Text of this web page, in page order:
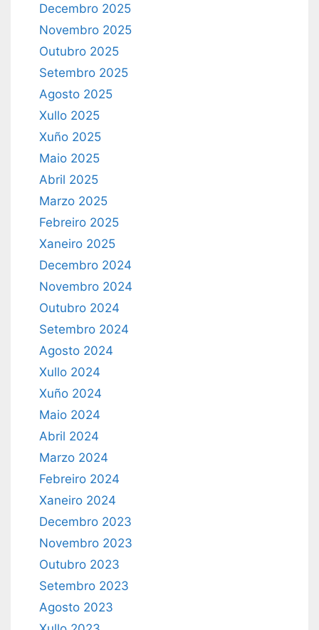
Decembro 2025
Novembro 2025
Outubro 2025
Setembro 2025
Agosto 2025
Xullo 2025
Xuño 2025
Maio 2025
Abril 2025
Marzo 2025
Febreiro 2025
Xaneiro 2025
Decembro 2024
Novembro 2024
Outubro 2024
Setembro 2024
Agosto 2024
Xullo 2024
Xuño 2024
Maio 2024
Abril 2024
Marzo 2024
Febreiro 2024
Xaneiro 2024
Decembro 2023
Novembro 2023
Outubro 2023
Setembro 2023
Agosto 2023